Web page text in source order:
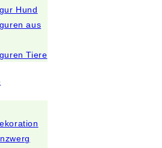
Hund
aus
Tiere